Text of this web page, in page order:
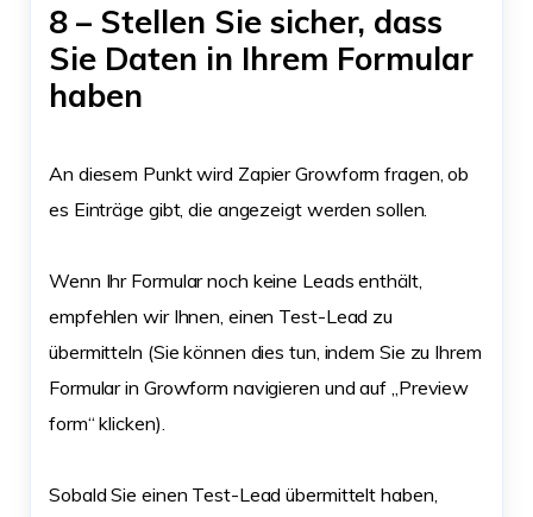
8 – Stellen Sie sicher, dass
Sie Daten in Ihrem Formular
haben
An diesem Punkt wird Zapier Growform fragen, ob
es Einträge gibt, die angezeigt werden sollen.
Wenn Ihr Formular noch keine Leads enthält,
empfehlen wir Ihnen, einen Test-Lead zu
übermitteln (Sie können dies tun, indem Sie zu Ihrem
Formular in Growform navigieren und auf „Preview
form“ klicken).
Sobald Sie einen Test-Lead übermittelt haben,